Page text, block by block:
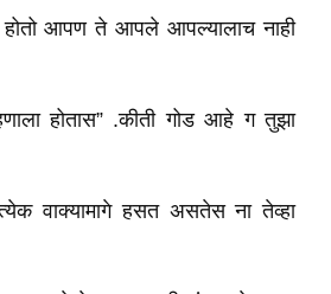
होतो आपण ते आपले आपल्यालाच नाही
होतास” .कीती गोड आहे ग तुझा
वाक्यामागे हसत असतेस ना तेव्हा